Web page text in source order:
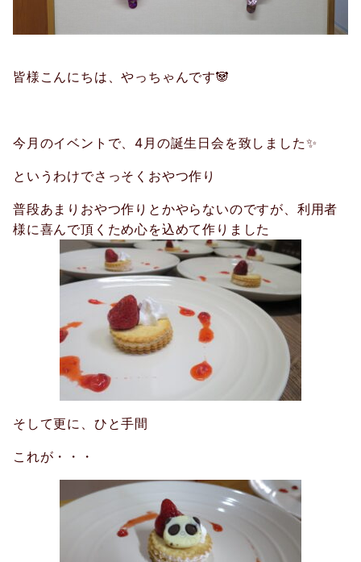
皆様こんにちは、やっちゃんです🐼
今月のイベントで、4月の誕生日会を致しました✨
というわけでさっそくおやつ作り
普段あまりおやつ作りとかやらないのですが、利用者
様に喜んで頂くため心を込めて作りました
そして更に、ひと手間
これが・・・